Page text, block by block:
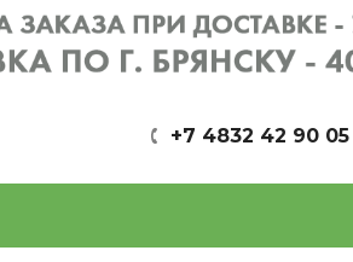
+7 4832 42 90 05